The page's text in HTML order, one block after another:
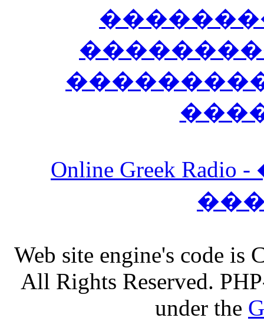
Online Greek
Web site engine's code
All Rights Reserved.
under the